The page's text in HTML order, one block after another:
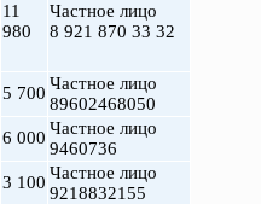
11
980
Частное лицо
8 921 870 33 32
5 700 Частное лицо
89602468050
6 000 Частное лицо
9460736
3 100 Частное лицо
9218832155